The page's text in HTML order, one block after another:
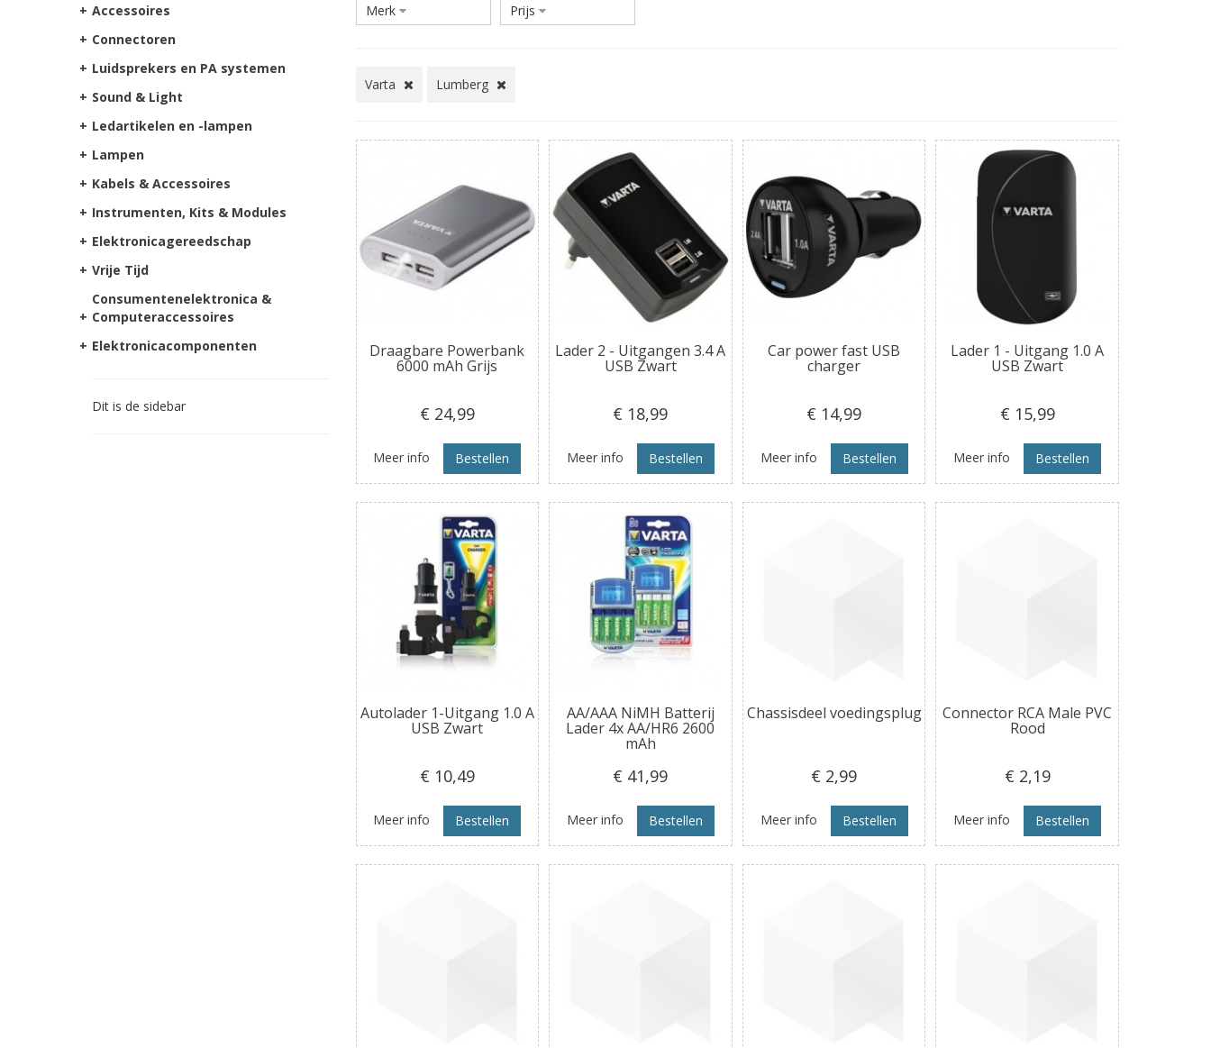
Merk Prijs
Varta Lumberg
Draagbare Powerbank
6000 mAh Grijs
€ 24,99
Meer info Bestellen
Lader 2 - Uitgangen 3.4 A
USB Zwart
€ 18,99
Meer info Bestellen
Car power fast USB
charger
€ 14,99
Meer info Bestellen
Lader 1 - Uitgang 1.0 A
USB Zwart
€ 15,99
Meer info Bestellen
Autolader 1-Uitgang 1.0 A
USB Zwart
€ 10,49
Meer info Bestellen
AA/AAA NiMH Batterij
Lader 4x AA/HR6 2600
mAh
€ 41,99
Meer info Bestellen
Chassisdeel voedingsplug
€ 2,99
Meer info Bestellen
Connector RCA Male PVC
Rood
€ 2,19
Meer info Bestellen
+ Accessoires
+ Connectoren
+ Luidsprekers en PA systemen
+ Sound & Light
+ Ledartikelen en -lampen
+ Lampen
+ Kabels & Accessoires
+ Instrumenten, Kits & Modules
+ Elektronicagereedschap
+ Vrije Tijd
+
Consumentenelektronica &
Computeraccessoires
+ Elektronicacomponenten
Dit is de sidebar